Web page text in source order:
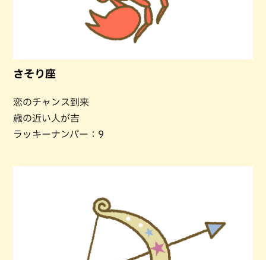
さそり座
恋のチャンス到来
歳の近い人が吉
ラッキーナンバー：9